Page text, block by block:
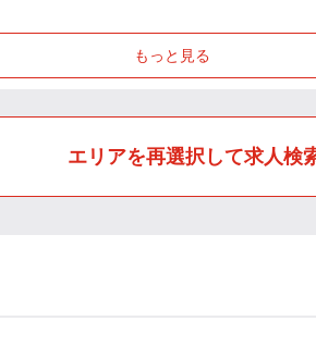
もっと見る
エリアを再選択して求人検